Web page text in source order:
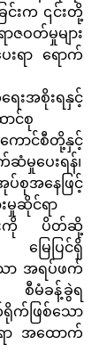
င်းက ၎င်းတို့
တ်မှုများ
းရာ ရောက်
ေးအစိုးရနှင့်
င်စု
ောင်စီတို့နှင့်
မှုပေးရန်၊
ပ်စုအနေဖြင့်
မှုဆိုင်ရာ
းကို ပိတ်ဆို့
မြေပြင်ရှိ
ော အရပ်ဖက်
စီမံခန့်ခွဲရ
ြစ်သော
ာ အထောက်